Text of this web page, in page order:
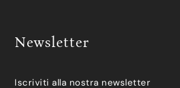
Newsletter
Iscriviti alla nostra newsletter